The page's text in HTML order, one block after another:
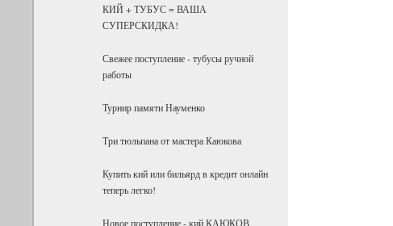
КИЙ + ТУБУС = ВАША
СУПЕРСКИДКА!
Свежее поступление - тубусы ручной
работы
Турнир памяти Науменко
Три тюльпана от мастера Каюкова
Купить кий или бильярд в кредит онлайн
теперь легко!
Новое поступление - кий КАЮКОВ